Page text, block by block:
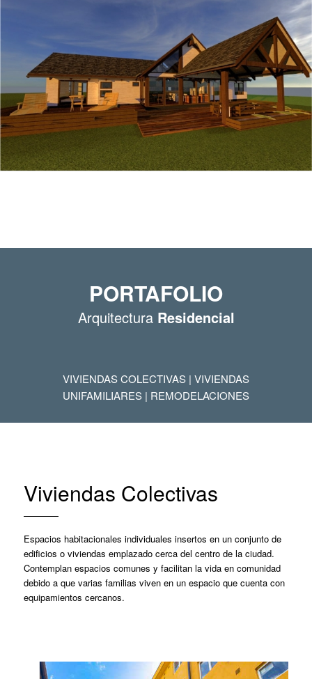
PORTAFOLIO
Arquitectura Residencial
VIVIENDAS COLECTIVAS | VIVIENDAS
UNIFAMILIARES | REMODELACIONES
Viviendas Colectivas
Espacios habitacionales individuales insertos en un conjunto de
edificios o viviendas emplazado cerca del centro de la ciudad.
Contemplan espacios comunes y facilitan la vida en comunidad
debido a que varias familias viven en un espacio que cuenta con
equipamientos cercanos.